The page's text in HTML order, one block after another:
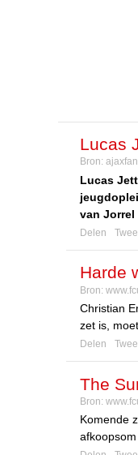
Lucas
Bron:
Lucas
van
Delen
Harde
hij in
Bron:
Christian
zet is,
Delen
The
weg'
Bron:
Komende